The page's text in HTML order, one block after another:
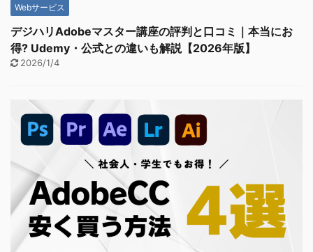
Webサービス
デジハリAdobeマスター講座の評判と口コミ｜本当にお
得? Udemy・公式との違いも解説【2026年版】
2026/1/4